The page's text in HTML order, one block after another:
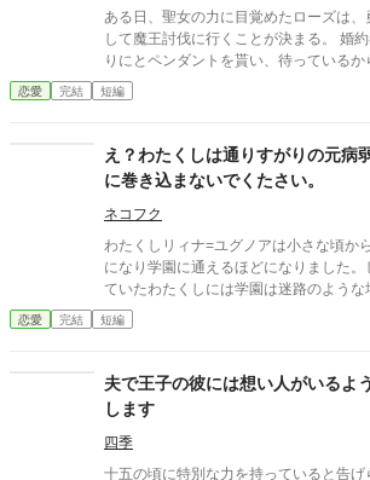
ある日、聖女の力に目覚めたローズは、
して魔王討伐に行くことが決まる。 婚
りにとペンダントを貰い、待っている
前日に婚約を破棄するという書簡が届
蓋をして魔王討伐へ行くが、ペンダント
恋愛 完結 短編
え？わたくしは通りすがりの元病
に巻き込まないでくたさい。
ネコフク
わたくしリィナ=ユグノアは小さな頃か
になり学園に通えるほどになりました
ていたわたくしには学園は迷路のよう
だに迷子になってしまいます。今日も侍
ながら遠回り（迷子）して出た場所では
まぁするお話です。そして修羅場とは
愛されています。
恋愛 完結 短編
夫で王子の彼には想い人がいるよ
します
四季
十五の頃に特別な力を持っていると告げ